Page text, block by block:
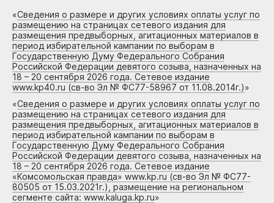
«Сведения о размере и других условиях оплаты услуг по
размещению на страницах сетевого издания для
размещения предвыборных, агитационных материалов в
период избирательной кампании по выборам в
Государственную Думу Федерального Собрания
Российской Федерации девятого созыва, назначенных на
18 – 20 сентября 2026 года. Сетевое издание
www.kp40.ru (св-во Эл № ФС77-58967 от 11.08.2014г.)»
«Сведения о размере и других условиях оплаты услуг по
размещению на страницах сетевого издания для
размещения предвыборных, агитационных материалов в
период избирательной кампании по выборам в
Государственную Думу Федерального Собрания
Российской Федерации девятого созыва, назначенных на
18 – 20 сентября 2026 года. Сетевое издание
«Комсомольская правда» www.kp.ru (св-во Эл № ФС77-
80505 от 15.03.2021г.), размещение на региональном
сегменте сайта: www.kaluga.kp.ru»